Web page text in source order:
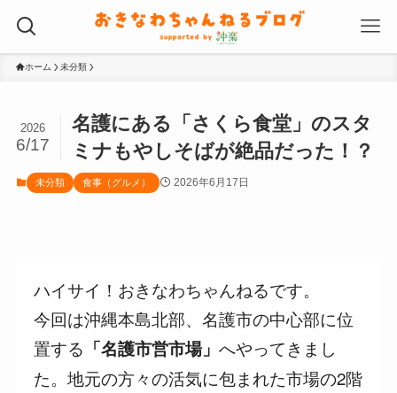
ホーム 未分類
名護にある「さくら食堂」のスタ
ミナもやしそばが絶品だった！？
2026
6/17
未分類 食事（グルメ） 2026年6月17日
ハイサイ！おきなわちゃんねるです。
今回は沖縄本島北部、名護市の中心部に位
置する 「名護市営市場」 へやってきまし
た。地元の方々の活気に包まれた市場の2階